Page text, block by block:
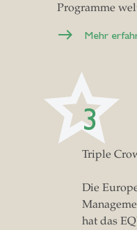
Programme
Mehr
3
Triple
Die
hat das